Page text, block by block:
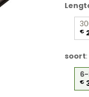
€
soort:
€